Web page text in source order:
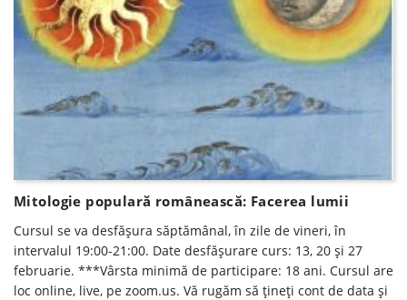
Mitologie populară românească: Facerea lumii
Cursul se va desfăşura săptămânal, în zile de vineri, în
intervalul 19:00-21:00. Date desfăşurare curs: 13, 20 şi 27
februarie. ***Vârsta minimă de participare: 18 ani. Cursul are
loc online, live, pe zoom.us. Vă rugăm să ţineţi cont de data şi